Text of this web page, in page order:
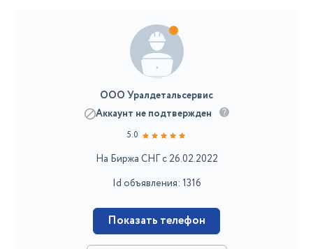
ООО Уралдетальсервис
Аккаунт не подтвержден
5.0
На Биржа СНГ с 26.02.2022
Id объявления: 1316
Показать телефон